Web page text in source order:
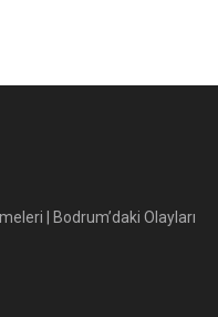
| Bodrum’daki Olayları